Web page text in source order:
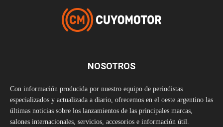
NOSOTROS
Con información producida por nuestro equipo de periodistas
especializados y actualizada a diario, ofrecemos en el oeste argentino las
últimas noticias sobre los lanzamientos de las principales marcas,
salones internacionales, servicios, accesorios e información útil.